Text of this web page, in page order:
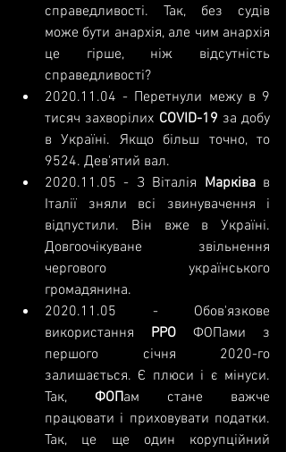
справедливості. Так, без судів
може бути анархія, але чим анархія
це гірше, ніж відсутність
справедливості?
2020.11.04 - Перетнули межу в 9
тисяч захворілих COVID-19 за добу
в Україні. Якщо більш точно, то
9524. Дев'ятий вал.
2020.11.05 - З Віталія Марківа в
Італії зняли всі звинувачення і
відпустили. Він вже в Україні.
Довгоочікуване звільнення
чергового українського
громадянина.
2020.11.05 - Обов'язкове
використання РРО ФОПами з
першого січня 2020-го
залишається. Є плюси і є мінуси.
Так, ФОПам стане важче
працювати і приховувати податки.
Так, це ще один корупційний